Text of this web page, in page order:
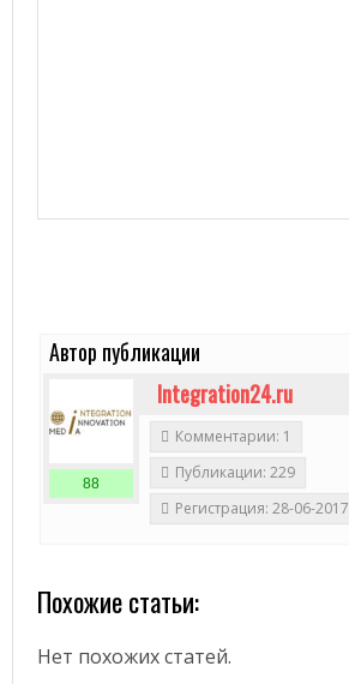
Автор публикации
Integration24.ru
88
Комментарии: 1
Публикации: 229
Регистрация: 28-06-2017
Похожие статьи:
Нет похожих статей.